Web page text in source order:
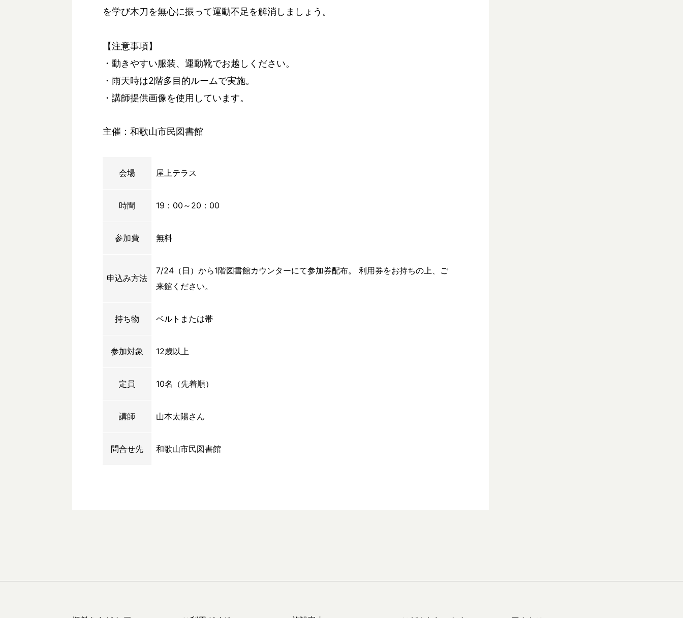
を学び木刀を無心に振って運動不足を解消しましょう。
【注意事項】
・動きやすい服装、運動靴でお越しください。
・雨天時は2階多目的ルームで実施。
・講師提供画像を使用しています。
主催：和歌山市民図書館
会場 屋上テラス
時間 19：00～20：00
参加費 無料
申込み方法
7/24（日）から1階図書館カウンターにて参加券配布。 利用券をお持ちの上、ご
来館ください。
持ち物 ベルトまたは帯
参加対象 12歳以上
定員 10名（先着順）
講師 山本太陽さん
問合せ先 和歌山市民図書館